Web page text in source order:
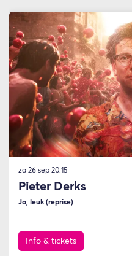
Pieter Derks
Ja, leuk (reprise)
za 26 sep 20:15
Info & tickets